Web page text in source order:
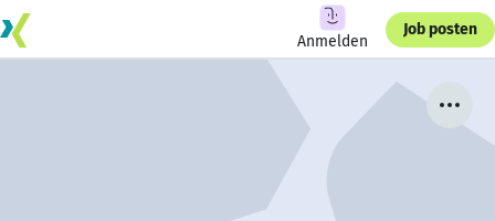
Anmelden
Job posten